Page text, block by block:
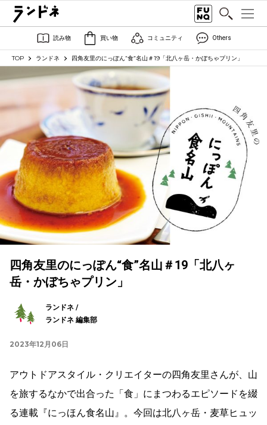
読み物 買い物 コミュニティ Others
TOP ランドネ 四角友里のにっぽん“食”名山＃19「北八ヶ岳・かぼちゃプリン」
四角友里のにっぽん“食”名山＃19「北八ヶ
岳・かぼちゃプリン」
ランドネ /
ランドネ 編集部
2023年12月06日
アウトドアスタイル・クリエイターの四角友里さんが、山
を旅するなかで出合った「食」にまつわるエピソードを綴
る連載『にっほん食名山』。今回は北八ヶ岳・麦草ヒュッ